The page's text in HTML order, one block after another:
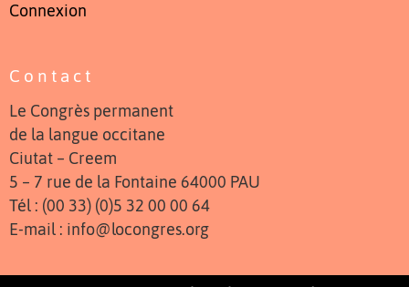
Connexion
Contact
Le Congrès permanent
de la langue occitane
Ciutat – Creem
5 – 7 rue de la Fontaine 64000 PAU
Tél : (00 33) (0)5 32 00 00 64
E-mail : info@locongres.org